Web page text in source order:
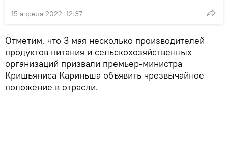
15 апреля 2022, 12:37
Отметим, что 3 мая несколько производителей
продуктов питания и сельскохозяйственных
организаций призвали премьер-министра
Кришьяниса Кариньша объявить чрезвычайное
положение в отрасли.